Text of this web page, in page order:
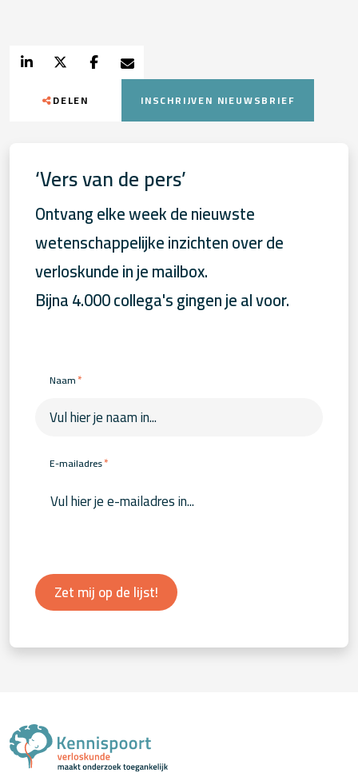
DELEN INSCHRIJVEN NIEUWSBRIEF
‘Vers van de pers’
Ontvang elke week de nieuwste
wetenschappelijke inzichten over de
verloskunde in je mailbox.
Bijna 4.000 collega's gingen je al voor.
Naam*
E-mailadres*
Zet mij op de lijst!